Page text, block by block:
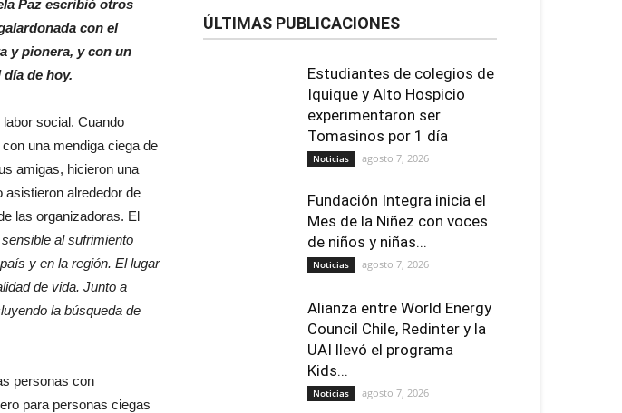
Paz escribió otros
con el
y pionera, y con un
de hoy.
social. Cuando
una mendiga ciega de
amigas, hicieron una
asistieron alrededor de
las organizadoras. El
al sufrimiento
y en la región. El lugar
de vida. Junto a
la búsqueda de
personas con
para personas ciegas
ÚLTIMAS PUBLICACIONES
Estudiantes de colegios de
Iquique y Alto Hospicio
experimentaron ser
Tomasinos por 1 día
Noticias agosto 7, 2026
Fundación Integra inicia el
Mes de la Niñez con voces
de niños y niñas...
Noticias agosto 7, 2026
Alianza entre World Energy
Council Chile, Redinter y la
UAI llevó el programa
Kids...
Noticias agosto 7, 2026